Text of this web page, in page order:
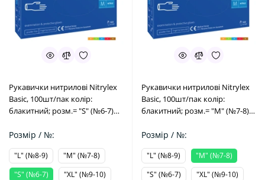
Рукавички нитрилові Nitrylex
Basic, 100шт/пак колір:
блакитний; розм.= "S" (№6-7)
Медікал)
Розмір / №:
"L" (№8-9)
"M" (№7-8)
"S" (№6-7)
"XL" (№9-10)
Рукавички нитрилові Nitrylex
Basic, 100шт/пак колір:
блакитний; розм.= "M" (№7-8)
Медікал)
Розмір / №:
"L" (№8-9)
"M" (№7-8)
"S" (№6-7)
"XL" (№9-10)